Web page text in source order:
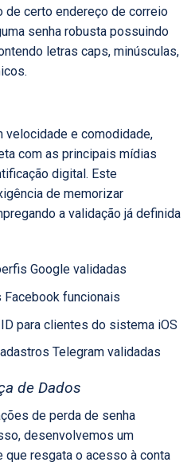
certo endereço de correio
senha robusta possuindo
letras caps, minúsculas,
velocidade e comodidade,
com as principais mídias
digital. Este
de memorizar
a validação já definida
Google validadas
funcionais
para clientes do sistema iOS
Telegram validadas
de Dados
de perda de senha
desenvolvemos um
resgata o acesso à conta